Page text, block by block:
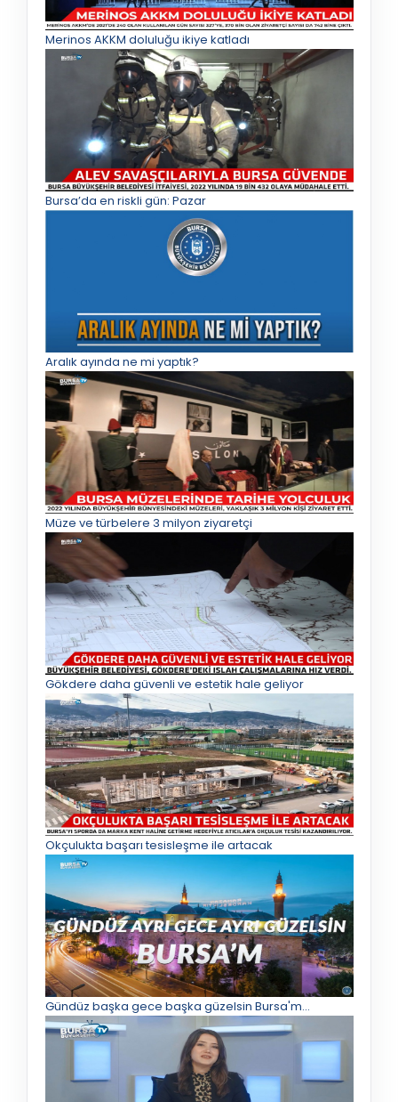
Merinos AKKM doluluğu ikiye katladı
Bursa’da en riskli gün: Pazar
Aralık ayında ne mi yaptık?
Müze ve türbelere 3 milyon ziyaretçi
Gökdere daha güvenli ve estetik hale geliyor
Okçulukta başarı tesisleşme ile artacak
Gündüz başka gece başka güzelsin Bursa'm...